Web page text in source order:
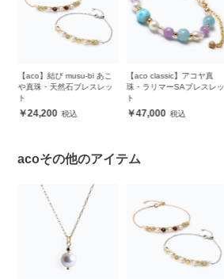
【aco】結び musu-bi あこ
や真珠・天然石ブレスレッ
ト
24,200
【aco classic】アコヤ真
珠・ラリマーSAブレスレッ
ト
47,000
acoその他のアイテム